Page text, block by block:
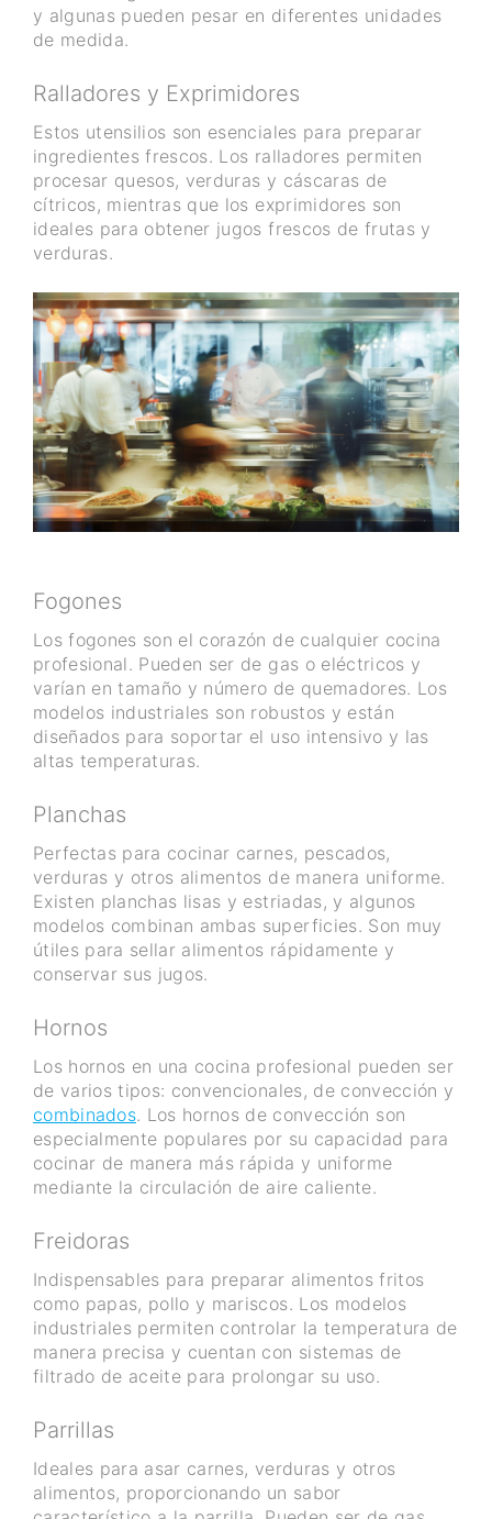
y algunas pueden pesar en diferentes unidades
de medida.
Ralladores y Exprimidores
Estos utensilios son esenciales para preparar
ingredientes frescos. Los ralladores permiten
procesar quesos, verduras y cáscaras de
cítricos, mientras que los exprimidores son
ideales para obtener jugos frescos de frutas y
verduras.
Fogones
Los fogones son el corazón de cualquier cocina
profesional. Pueden ser de gas o eléctricos y
varían en tamaño y número de quemadores. Los
modelos industriales son robustos y están
diseñados para soportar el uso intensivo y las
altas temperaturas.
Planchas
Perfectas para cocinar carnes, pescados,
verduras y otros alimentos de manera uniforme.
Existen planchas lisas y estriadas, y algunos
modelos combinan ambas superficies. Son muy
útiles para sellar alimentos rápidamente y
conservar sus jugos.
Hornos
Los hornos en una cocina profesional pueden ser
de varios tipos: convencionales, de convección y
combinados. Los hornos de convección son
especialmente populares por su capacidad para
cocinar de manera más rápida y uniforme
mediante la circulación de aire caliente.
Freidoras
Indispensables para preparar alimentos fritos
como papas, pollo y mariscos. Los modelos
industriales permiten controlar la temperatura de
manera precisa y cuentan con sistemas de
filtrado de aceite para prolongar su uso.
Parrillas
Ideales para asar carnes, verduras y otros
alimentos, proporcionando un sabor